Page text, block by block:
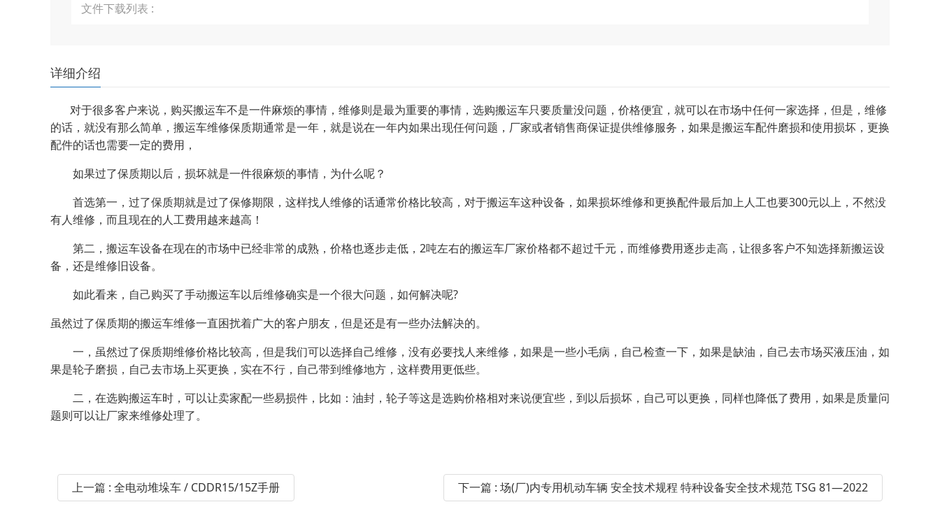
文件下载列表 :
详细介绍
对于很多客户来说，购买搬运车不是一件麻烦的事情，维修则是最为重要的事情，选购搬运车只要质量没问题，价格便宜，就可以在市场中任何一家选择，但是，维修
的话，就没有那么简单，搬运车维修保质期通常是一年，就是说在一年内如果出现任何问题，厂家或者销售商保证提供维修服务，如果是搬运车配件磨损和使用损坏，更换
配件的话也需要一定的费用，
如果过了保质期以后，损坏就是一件很麻烦的事情，为什么呢？
首选第一，过了保质期就是过了保修期限，这样找人维修的话通常价格比较高，对于搬运车这种设备，如果损坏维修和更换配件最后加上人工也要300元以上，不然没
有人维修，而且现在的人工费用越来越高！
第二，搬运车设备在现在的市场中已经非常的成熟，价格也逐步走低，2吨左右的搬运车厂家价格都不超过千元，而维修费用逐步走高，让很多客户不知选择新搬运设
备，还是维修旧设备。
如此看来，自己购买了手动搬运车以后维修确实是一个很大问题，如何解决呢?
虽然过了保质期的搬运车维修一直困扰着广大的客户朋友，但是还是有一些办法解决的。
一，虽然过了保质期维修价格比较高，但是我们可以选择自己维修，没有必要找人来维修，如果是一些小毛病，自己检查一下，如果是缺油，自己去市场买液压油，如
果是轮子磨损，自己去市场上买更换，实在不行，自己带到维修地方，这样费用更低些。
二，在选购搬运车时，可以让卖家配一些易损件，比如：油封，轮子等这是选购价格相对来说便宜些，到以后损坏，自己可以更换，同样也降低了费用，如果是质量问
题则可以让厂家来维修处理了。
上一篇 : 全电动堆垛车 / CDDR15/15Z手册 下一篇 : 场(厂)内专用机动车辆 安全技术规程 特种设备安全技术规范 TSG 81—2022